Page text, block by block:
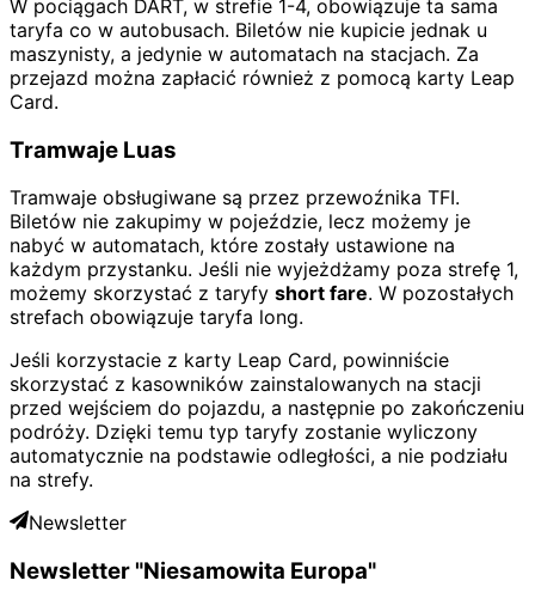
W pociągach DART, w strefie 1-4, obowiązuje ta sama
taryfa co w autobusach. Biletów nie kupicie jednak u
maszynisty, a jedynie w automatach na stacjach. Za
przejazd można zapłacić również z pomocą karty Leap
Card.
Tramwaje Luas
Tramwaje obsługiwane są przez przewoźnika TFI.
Biletów nie zakupimy w pojeździe, lecz możemy je
nabyć w automatach, które zostały ustawione na
każdym przystanku. Jeśli nie wyjeżdżamy poza strefę 1,
możemy skorzystać z taryfy short fare. W pozostałych
strefach obowiązuje taryfa long.
Jeśli korzystacie z karty Leap Card, powinniście
skorzystać z kasowników zainstalowanych na stacji
przed wejściem do pojazdu, a następnie po zakończeniu
podróży. Dzięki temu typ taryfy zostanie wyliczony
automatycznie na podstawie odległości, a nie podziału
na strefy.
Newsletter
Newsletter "Niesamowita Europa"